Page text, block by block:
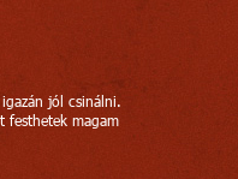
jól csinálni.
festhetek magam